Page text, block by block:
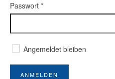
Passwort *
Angemeldet bleiben
ANMELDEN